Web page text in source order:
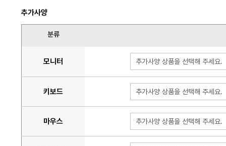
추가사양
분류
모니터 추가사양 상품을 선택해 주세요.
키보드 추가사양 상품을 선택해 주세요.
마우스 추가사양 상품을 선택해 주세요.